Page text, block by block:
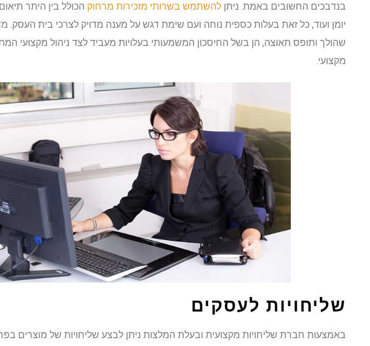
בנדבכים החשובים באמת. ניתן להשתמש בשרותי מזכירות מרחוק הכולל בין היתר
יומן ועוד, כל זאת בעלות כספית נוחה ועם שימת דגש על מענה מדויק לצרכי בית העסק.
שהולך ותופס תאוצה, הן בשל החיסכון המשמעותי בעלויות מעביד לצד ניהול מקצועי
מקצועי.
שליחויות לעסקים
באמצעות חברת שליחויות מקצועית ובעלת המלצות ניתן לבצע שליחויות של מוצרים